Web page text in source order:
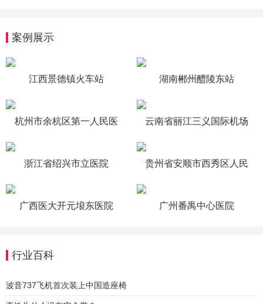
案例展示
江西景德镇火车站 湖南郴州醴陵东站
杭州市余杭区第一人民医 云南省丽江三义国际机场
浙江省绍兴市立医院 贵州省安顺市西秀区人民
广西医大开元埌东医院
广州番禺中心医院
行业百科
波音737飞机首次装上中国造座椅